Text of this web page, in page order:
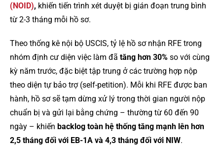
(NOID), khiến tiến trình xét duyệt bị gián đoạn trung bình
từ 2-3 tháng mỗi hồ sơ.
Theo thống kê nội bộ USCIS, tỷ lệ hồ sơ nhận RFE trong
nhóm định cư diện việc làm đã tăng hơn 30% so với cùng
kỳ năm trước, đặc biệt tập trung ở các trường hợp nộp
theo diện tự bảo trợ (self-petition). Mỗi khi RFE được ban
hành, hồ sơ sẽ tạm dừng xử lý trong thời gian người nộp
chuẩn bị và gửi lại bằng chứng – thường từ 60 đến 90
ngày – khiến backlog toàn hệ thống tăng mạnh lên hơn
2,5 tháng đối với EB-1A và 4,3 tháng đối với NIW.